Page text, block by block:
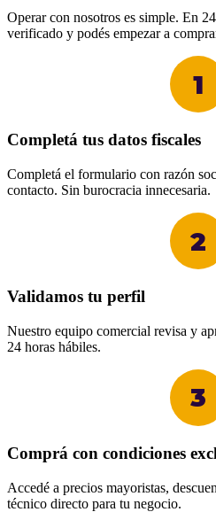
Operar con nosotros es simple. En
verificado y podés empezar a
1
Completá tus datos fiscales
Completá el formulario con razón
contacto. Sin burocracia innecesaria.
2
Validamos tu perfil
Nuestro equipo comercial revisa y
24 horas hábiles.
3
Comprá con condiciones
Accedé a precios mayoristas,
técnico directo para tu negocio.